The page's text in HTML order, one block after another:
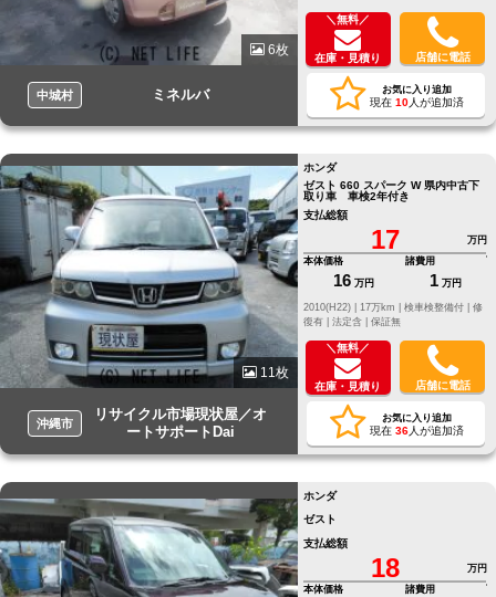
6枚
中城村 ミネルバ
＼無料／
在庫・見積り 店舗に電話
お気に入り追加
現在 10人が追加済
11枚
沖縄市
リサイクル市場現状屋／オ
ートサポートDai
ホンダ
ゼスト 660 スパーク W 県内中古下
取り車 車検2年付き
支払総額
17
万円
本体価格
16 万円
諸費用
1 万円
修
復有 | 法定含 | 保証無
＼無料／
在庫・見積り 店舗に電話
お気に入り追加
現在 36人が追加済
ホンダ
ゼスト
支払総額
18
万円
本体価格
諸費用